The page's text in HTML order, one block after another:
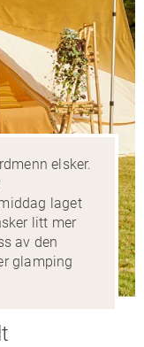
elsker.
laget
litt mer
av den
glamping